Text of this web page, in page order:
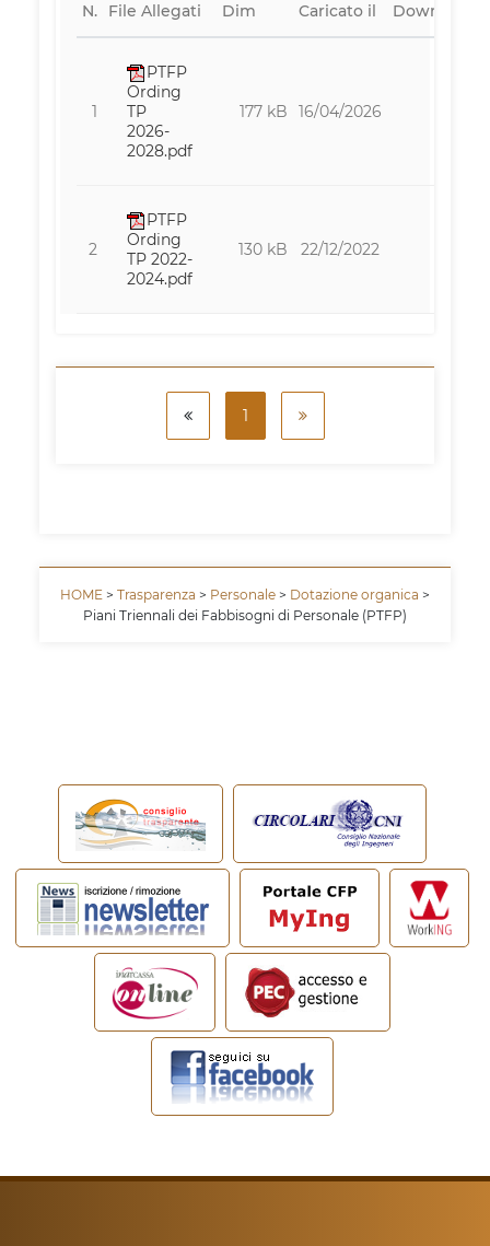
N. File Allegati Dim Caricato il Downloads
1
PTFP
Ording
TP
2026-
2028.pdf
177 kB 16/04/2026
2
PTFP
Ording
TP 2022-
2024.pdf
130 kB 22/12/2022
1
HOME > Trasparenza > Personale > Dotazione organica >
Piani Triennali dei Fabbisogni di Personale (PTFP)